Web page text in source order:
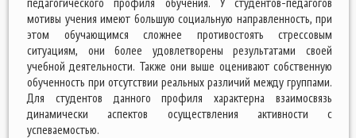
мотивы учения имеют большую социальную направленность, при
этом обучающимся сложнее противостоять стрессовым
ситуациям, они более удовлетворены результатами своей
учебной деятельности. Также они выше оценивают собственную
обученность при отсутствии реальных различий между группами.
Для студентов данного профиля характерна взаимосвязь
динамически аспектов осуществления активности с
успеваемостью.